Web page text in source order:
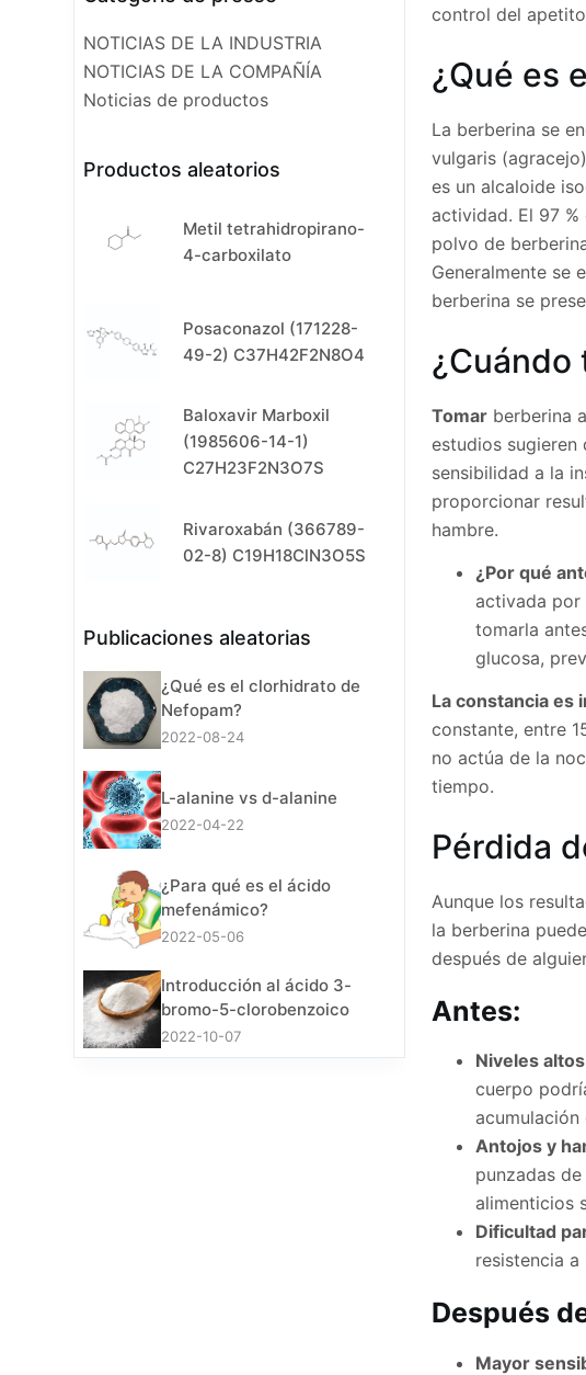
control del
¿Qué es
La berberina se
vulgaris
es un alcaloide
actividad. El 97
polvo de
Generalmente se
berberina se
Tomarberberina
estudios sugieren
sensibilidad a la
proporcionar
hambre.
¿Por qué
activada por
tomarla
glucosa,
La constancia es
constante, entre
no actúa de la
tiempo.
Pérdida
Aunque los
la berberina
después de
Antes:
Niveles
cuerpo
Antojos y
punzadas
alimenticios
Dificultad
resistencia
Después
Mayor
NOTICIAS DE LA INDUSTRIA
NOTICIAS DE LA COMPAÑÍA
Noticias de productos
Productos aleatorios
Metil tetrahidropirano-
4-carboxilato
Posaconazol (171228-
49-2) C37H42F2N8O4
Baloxavir Marboxil
(1985606-14-1)
C27H23F2N3O7S
Rivaroxabán (366789-
02-8) C19H18ClN3O5S
Publicaciones aleatorias
¿Qué es el clorhidrato de
Nefopam?
2022-08-24
L-alanine vs d-alanine
2022-04-22
¿Para qué es el ácido
mefenámico?
2022-05-06
Introducción al ácido 3-
bromo-5-clorobenzoico
2022-10-07